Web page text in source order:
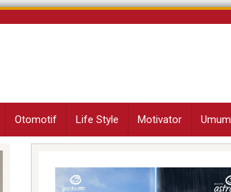
Otomotif Life Style Motivator Umum